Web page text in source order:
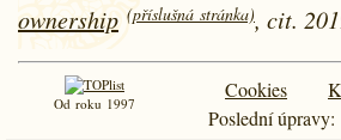
ownership (příslušná stránka), cit.
Od roku 1997
Cookies
Poslední úpravy: